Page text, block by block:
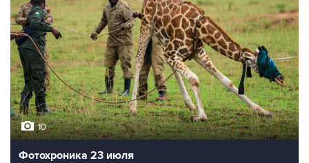
10
Фотохроника 23 июля